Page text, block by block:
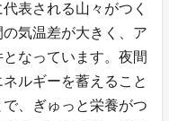
表される山々がつく
気温差が大きく、ア
なっています。夜間
ルギーを蓄えること
、ぎゅっと栄養がつ